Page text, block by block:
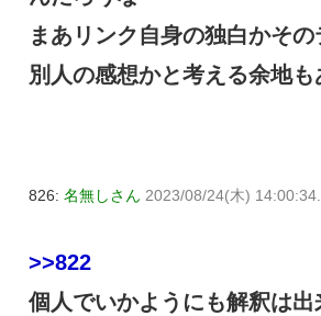
まあリンク自身の独白かそ
別人の感想かと考える余地
826: 名無しさん 2023/08/24(木)
>>822
個人でいかようにも解釈は